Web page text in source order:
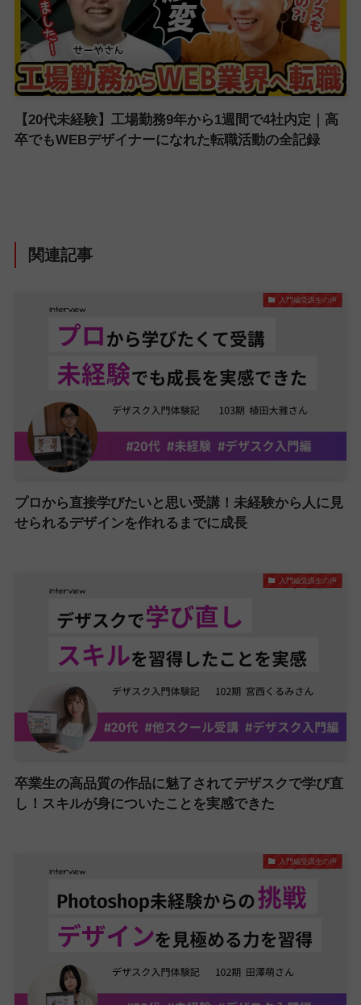
【20代未経験】工場勤務9年から1週間で4社内定｜高
卒でもWEBデザイナーになれた転職活動の全記録
関連記事
入門編受講生の声
プロから直接学びたいと思い受講！未経験から人に見
せられるデザインを作れるまでに成長
入門編受講生の声
卒業生の高品質の作品に魅了されてデザスクで学び直
し！スキルが身についたことを実感できた
入門編受講生の声